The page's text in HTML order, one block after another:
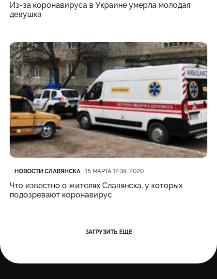
Из-за коронавируса в Украине умерла молодая
девушка
Категория
НОВОСТИ СЛАВЯНСКА
Дата публикации 15 МАРТА 12:39, 2020
Что известно о жителях Славянска, у которых
подозревают коронавирус
ЗАГРУЗИТЬ ЕЩЕ